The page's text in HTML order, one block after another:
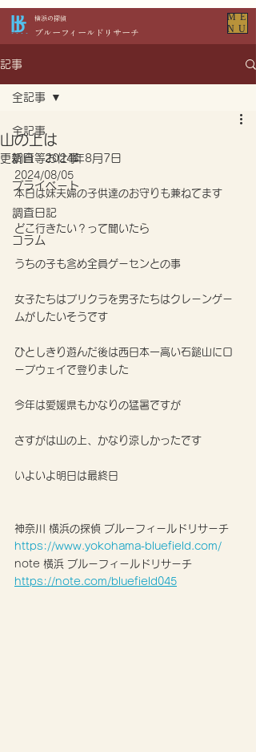
​横浜の探偵
​ブルーフィールドリサーチ
ME
NU
記事
全記事
調査等お仕事
プライベート
調査日記
コラム
全記事
山の上は
更新日：2024年8月7日
2024/08/05
本日は妹夫婦の子供達のお守りも兼ねてます
どこ行きたい？って聞いたら
うちの子も含め全員ゲーセンとの事
女子たちはプリクラを男子たちはクレーンゲー
ムがしたいそうです
ひとしきり遊んだ後は西日本一高い石鎚山にロ
ープウェイで登りました
今年は愛媛県もかなりの猛暑ですが
さすがは山の上、かなり涼しかったです
いよいよ明日は最終日
神奈川 横浜の探偵 ブルーフィールドリサーチ
https://www.yokohama-bluefield.com/
note 横浜 ブルーフィールドリサーチ
https://note.com/bluefield045